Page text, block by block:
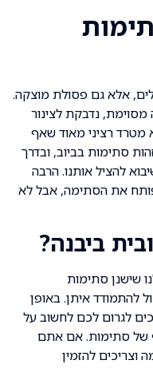
אלא גם פסולת מוצקה.
נדבקת לצינור
מטרד רציני מאוד שאף
סתימות בביוב, ובדרך
להציל אותנו. הרבה
את הסתימה, אבל לא
ביבנה?
שישנן סתימות
להתמודד איתן. באופן
לגרום לכם לחשוב על
של סתימות. אם אתם
וצריכים להזמין